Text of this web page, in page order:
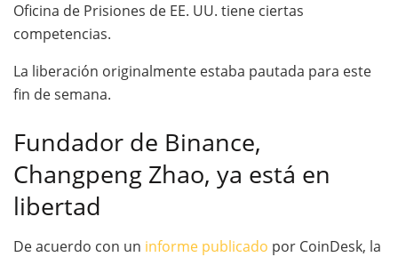
Oficina de Prisiones de EE. UU. tiene ciertas
competencias.
La liberación originalmente estaba pautada para este
fin de semana.
Fundador de Binance,
Changpeng Zhao, ya está en
libertad
De acuerdo con un informe publicado por CoinDesk, la